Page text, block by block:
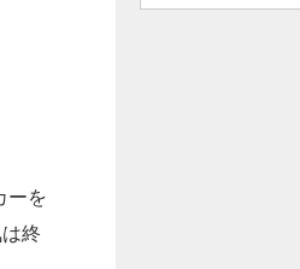
ーを
終